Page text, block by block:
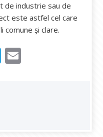
de industrie sau de
este astfel cel care
comune și clare.
T